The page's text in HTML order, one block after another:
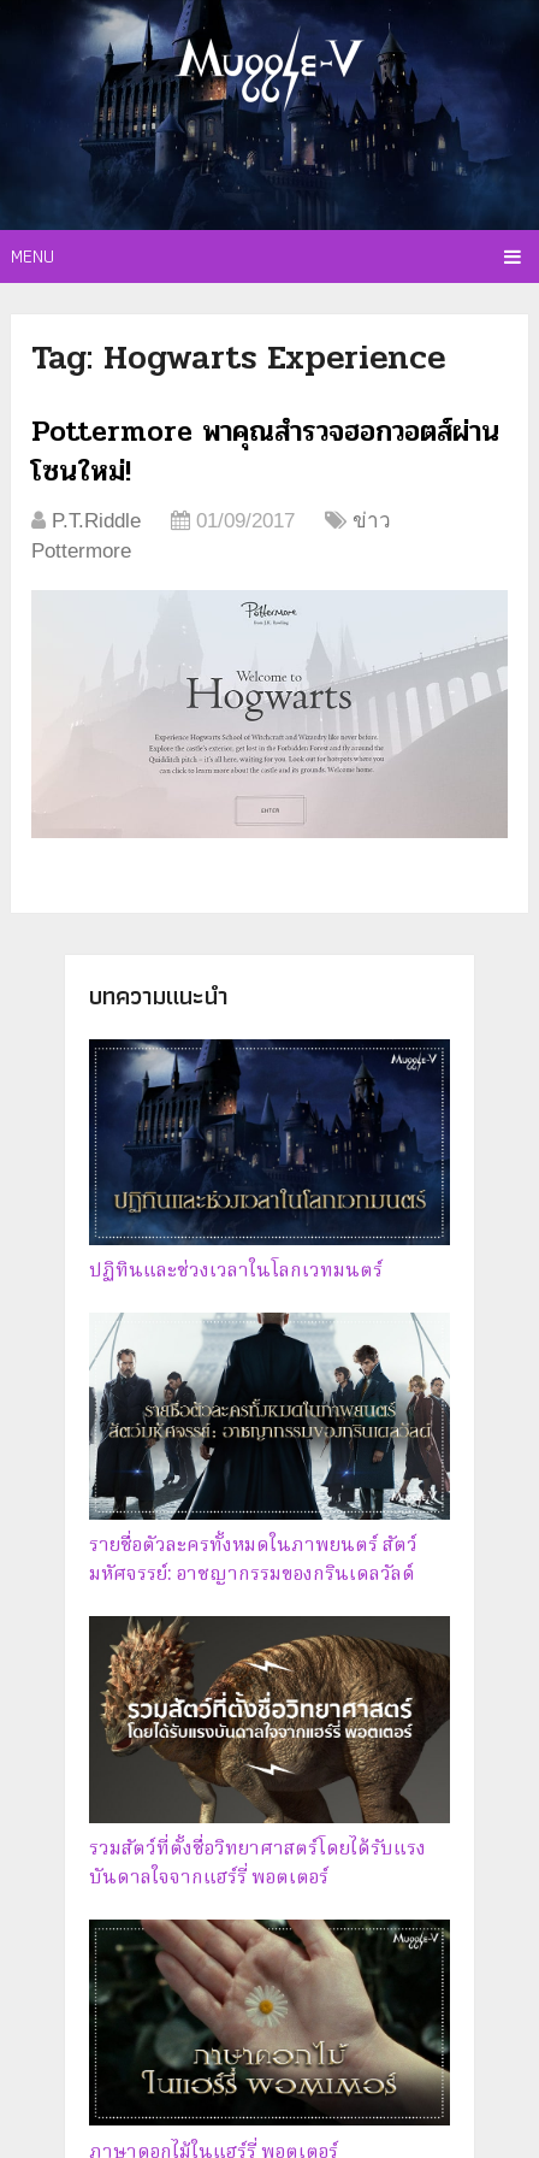
MENU
Tag: Hogwarts Experience
Pottermore พาคุณสำรวจฮอกวอตส์ผ่าน
โซนใหม่!
P.T.Riddle 01/09/2017
ข่าว
Pottermore
บทความแนะนำ
ปฏิทินและช่วงเวลาในโลกเวทมนตร์
รายชื่อตัวละครทั้งหมดในภาพยนตร์ สัตว์
มหัศจรรย์: อาชญากรรมของกรินเดลวัลด์
รวมสัตว์ที่ตั้งชื่อวิทยาศาสตร์โดยได้รับแรง
บันดาลใจจากแฮร์รี่ พอตเตอร์